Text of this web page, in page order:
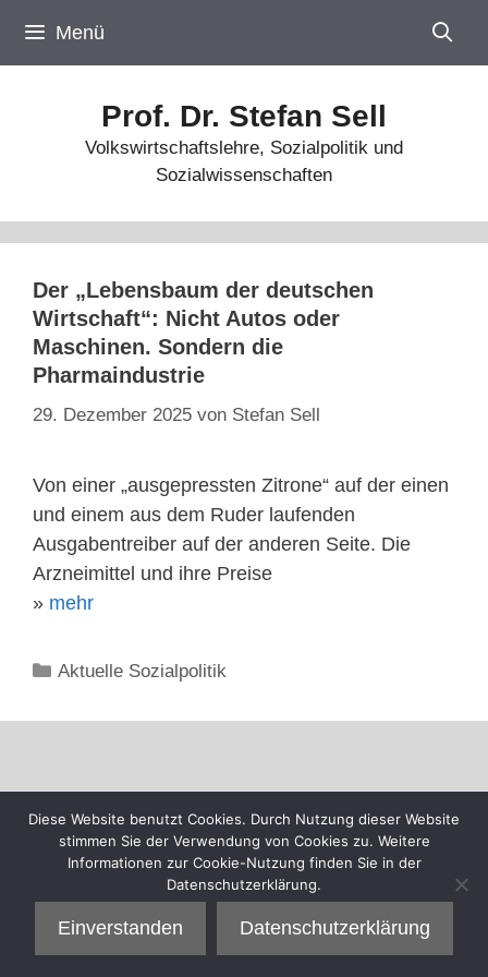
Inhalt
springen
Menü
Prof. Dr. Stefan Sell
Volkswirtschaftslehre, Sozialpolitik und
Sozialwissenschaften
Der „Lebensbaum der deutschen
Wirtschaft“: Nicht Autos oder
Maschinen. Sondern die
Pharmaindustrie
29. Dezember 2025 von Stefan Sell
Von einer „ausgepressten Zitrone“ auf der einen
und einem aus dem Ruder laufenden
Ausgabentreiber auf der anderen Seite. Die
Arzneimittel und ihre Preise
» mehr
Kategorien
Aktuelle Sozialpolitik
Diese Website benutzt Cookies. Durch Nutzung dieser Website
stimmen Sie der Verwendung von Cookies zu. Weitere
Informationen zur Cookie-Nutzung finden Sie in der
Datenschutzerklärung.
Einverstanden Datenschutzerklärung